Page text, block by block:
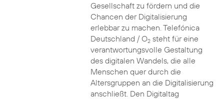
Gesellschaft zu fördern und die
Chancen der Digitalisierung
erlebbar zu machen. Telefónica
Deutschland / O2steht für eine
verantwortungsvolle Gestaltung
des digitalen Wandels, die alle
Menschen quer durch die
Altersgruppen an die Digitalisierung
anschließt. Den Digitaltag